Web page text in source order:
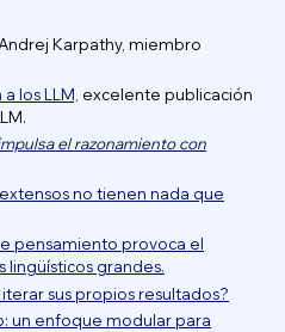
Andrej Karpathy, miembro
los LLM, excelente publicación
el razonamiento con
no tienen nada que
pensamiento provoca el
grandes.
sus propios resultados?
un enfoque modular para